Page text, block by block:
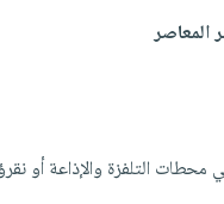
المعاصر
التلفزة والإذاعة أو